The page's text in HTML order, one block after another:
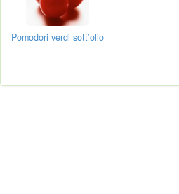
Pomodori verdi sott’olio